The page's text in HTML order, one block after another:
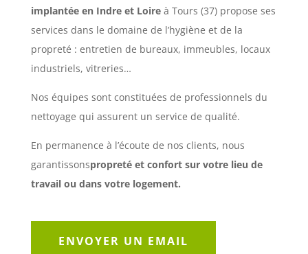
implantée en Indre et Loire à Tours (37) propose ses
services dans le domaine de l’hygiène et de la
propreté : entretien de bureaux, immeubles, locaux
industriels, vitreries…
Nos équipes sont constituées de professionnels du
nettoyage qui assurent un service de qualité.
En permanence à l’écoute de nos clients, nous
garantissonspropreté et confort sur votre lieu de
travail ou dans votre logement.
ENVOYER UN EMAIL